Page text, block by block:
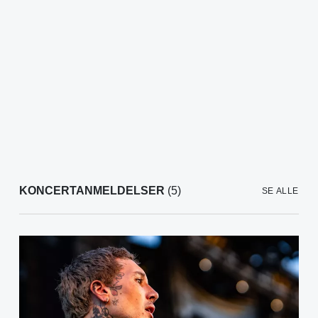
KONCERTANMELDELSER (5) SE ALLE